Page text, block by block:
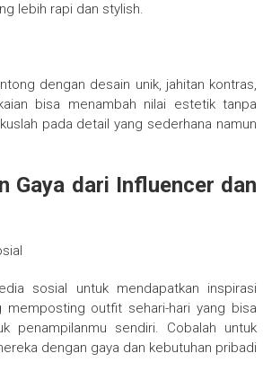
lebih rapi dan stylish.
dengan desain unik, jahitan kontras,
bisa menambah nilai estetik tanpa
pada detail yang sederhana namun
Gaya dari Influencer dan
sosial untuk mendapatkan inspirasi
memposting outfit sehari-hari yang bisa
penampilanmu sendiri. Cobalah untuk
dengan gaya dan kebutuhan pribadi